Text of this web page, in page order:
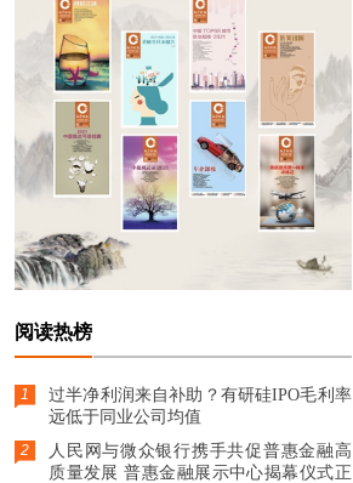
阅读热榜
1
过半净利润来自补助？有研硅IPO毛利率
远低于同业公司均值
2
人民网与微众银行携手共促普惠金融高
质量发展 普惠金融展示中心揭幕仪式正